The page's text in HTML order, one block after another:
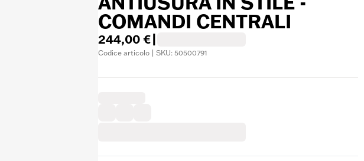
COMANDI CENTRALI
244,00 €
Codice articolo | SKU: 50500791